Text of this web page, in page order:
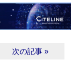
次の記事 »